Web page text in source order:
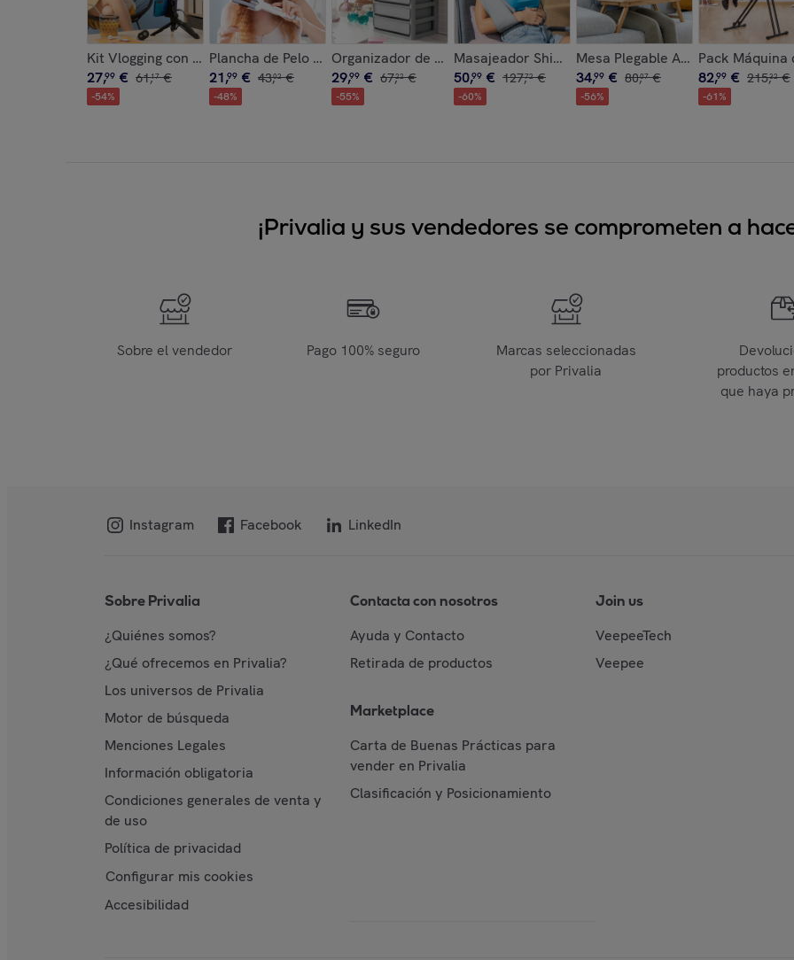
Kit Vlogging con Luz, Micrófono y Mando Plodni InnovaGoods 6 Piezas
27,99 € 61,17 €
-54%
Plancha de Pelo Cerámica para Ondas Wavio InnovaGoods 55 W
21,99 € 43,02 €
-48%
Organizador de Maquillaje Makeser InnovaGoods
29,99 € 67,22 €
-55%
Masajeador Shiatsu Recargable Pro Massatsu
50,99 € 127,72 €
-60%
Mesa Plegable Auxiliar de Bambú
34,99 € 80,07 €
-56%
Pack Máquina
82,99 € 215,32 €
-61%
¡Privalia y sus vendedores se comprometen a
Sobre el vendedor Pago 100% seguro
Marcas seleccionadas
por Privalia
productos
que haya
Instagram Facebook LinkedIn
Sobre Privalia
¿Quiénes somos?
¿Qué ofrecemos en Privalia?
Los universos de Privalia
Motor de búsqueda
Menciones Legales
Información obligatoria
Condiciones generales de venta y
de uso
Política de privacidad
Configurar mis cookies
Accesibilidad
Contacta con nosotros
Ayuda y Contacto
Retirada de productos
Marketplace
Carta de Buenas Prácticas para
vender en Privalia
Clasificación y Posicionamiento
Join us
VeepeeTech
Veepee